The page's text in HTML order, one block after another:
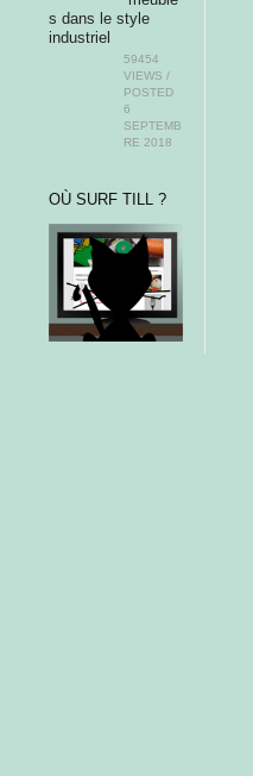
s dans le style
industriel
59454
VIEWS /
POSTED
6
SEPTEMB
RE 2018
OÙ SURF TILL ?